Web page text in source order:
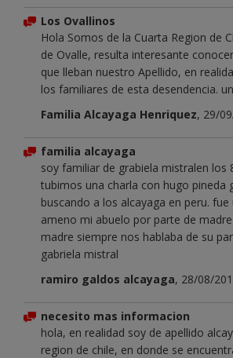
Los Ovallinos
Hola Somos de la Cuarta Region de
de Ovalle, resulta interesante
que lleban nuestro Apellido, en
los familiares de esta desendencia.
Familia Alcayaga Henriquez, 29/
familia alcayaga
soy familiar de grabiela mistralen los
tubimos una charla con hugo pineda
buscando a los alcayaga en peru.
ameno mi abuelo por parte de
madre siempre nos hablaba de su
gabriela mistral
ramiro galdos alcayaga, 28/08/
necesito mas informacion
hola, en realidad soy de apellido
region de chile, en donde se